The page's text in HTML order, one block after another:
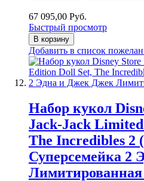
67 095,00 Руб.
Быстрый просмотр
В корзину
Добавить в список
Набор кукол
Jack-Jack
The Incredibles 2
Суперсемейка 2
Лимитированная